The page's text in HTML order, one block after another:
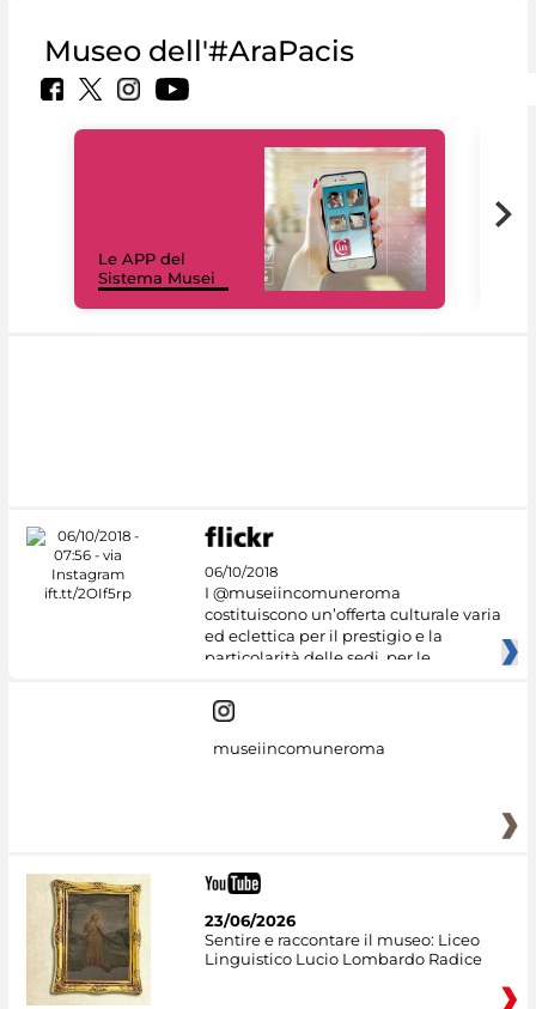
Museo dell'#AraPacis
Le APP del
Sistema Musei
06/10/2018
I @museiincomuneroma
costituiscono un’offerta culturale varia
ed eclettica per il prestigio e la
particolarità delle sedi, per le
museiincomuneroma
23/06/2026
Sentire e raccontare il museo: Liceo
Linguistico Lucio Lombardo Radice